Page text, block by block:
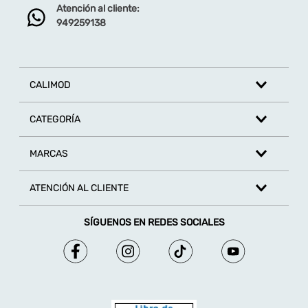
Dirección de email
Escribe un comentario
ENVIAR COMENTARIO
Atención al cliente:
949259138
CALIMOD
CATEGORÍA
MARCAS
ATENCIÓN AL CLIENTE
SÍGUENOS EN REDES SOCIALES